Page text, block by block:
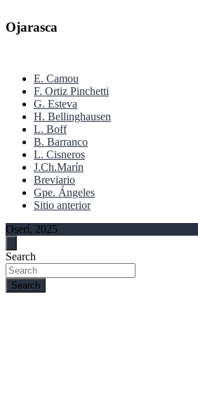
Ojarasca
E. Camou
F. Ortiz Pinchetti
G. Esteva
H. Bellinghausen
L. Boff
B. Barranco
L. Cisneros
J.Ch.Marín
Breviario
Gpe. Ángeles
Sitio anterior
Oserí, 2025
Search
Search